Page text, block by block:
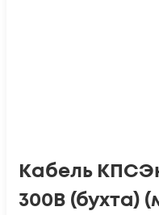
Кабель
300В (бухта)